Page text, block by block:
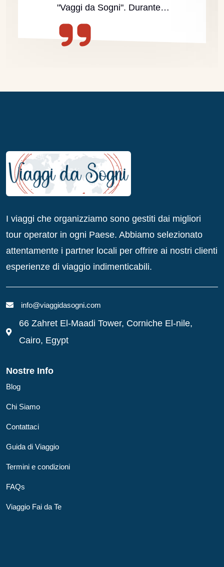
"Vaggi da Sogni". Durante…
I viaggi che organizziamo sono gestiti dai migliori
tour operator in ogni Paese. Abbiamo selezionato
attentamente i partner locali per offrire ai nostri clienti
esperienze di viaggio indimenticabili.
info@viaggidasogni.com
66 Zahret El-Maadi Tower, Corniche El-nile,
Cairo, Egypt
Nostre Info
Blog
Chi Siamo
Contattaci
Guida di Viaggio
Termini e condizioni
FAQs
Viaggio Fai da Te